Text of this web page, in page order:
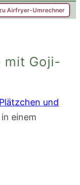
Airfryer-Umrechner
mit Goji-
Plätzchen und